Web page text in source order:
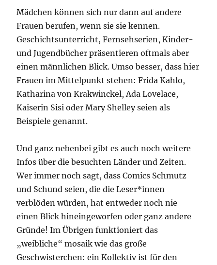
Mädchen können sich nur dann auf andere
Frauen berufen, wenn sie sie kennen.
Geschichtsunterricht, Fernsehserien, Kinder-
und Jugendbücher präsentieren oftmals aber
einen männlichen Blick. Umso besser, dass hier
Frauen im Mittelpunkt stehen: Frida Kahlo,
Katharina von Krakwinckel, Ada Lovelace,
Kaiserin Sisi oder Mary Shelley seien als
Beispiele genannt.
Und ganz nebenbei gibt es auch noch weitere
Infos über die besuchten Länder und Zeiten.
Wer immer noch sagt, dass Comics Schmutz
und Schund seien, die die Leser*innen
verblöden würden, hat entweder noch nie
einen Blick hineingeworfen oder ganz andere
Gründe! Im Übrigen funktioniert das
„weibliche“ mosaik wie das große
Geschwisterchen: ein Kollektiv ist für den